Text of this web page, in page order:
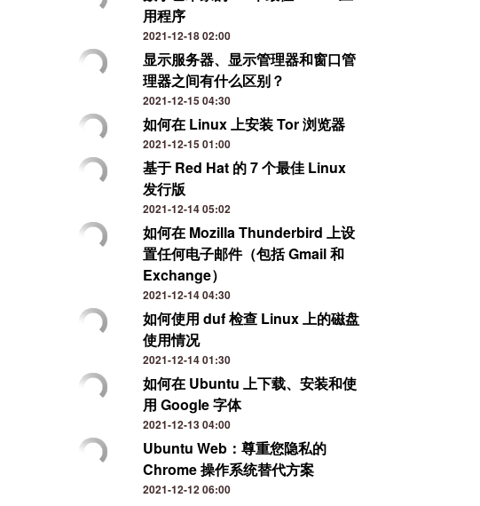
用程序
2021-12-18 02:00
显示服务器、显示管理器和窗口管
理器之间有什么区别？
2021-12-15 04:30
如何在 Linux 上安装 Tor 浏览器
2021-12-15 01:00
基于 Red Hat 的 7 个最佳 Linux
发行版
2021-12-14 05:02
如何在 Mozilla Thunderbird 上设
置任何电子邮件（包括 Gmail 和
Exchange）
2021-12-14 04:30
如何使用 duf 检查 Linux 上的磁盘
使用情况
2021-12-14 01:30
如何在 Ubuntu 上下载、安装和使
用 Google 字体
2021-12-13 04:00
Ubuntu Web：尊重您隐私的
Chrome 操作系统替代方案
2021-12-12 06:00